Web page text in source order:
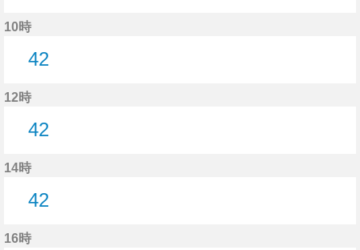
10時
42
12時
42
14時
42
16時